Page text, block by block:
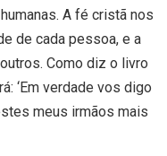
A fé cristã nos
de cada pessoa, e a
Como diz o livro
‘Em verdade vos digo
meus irmãos mais